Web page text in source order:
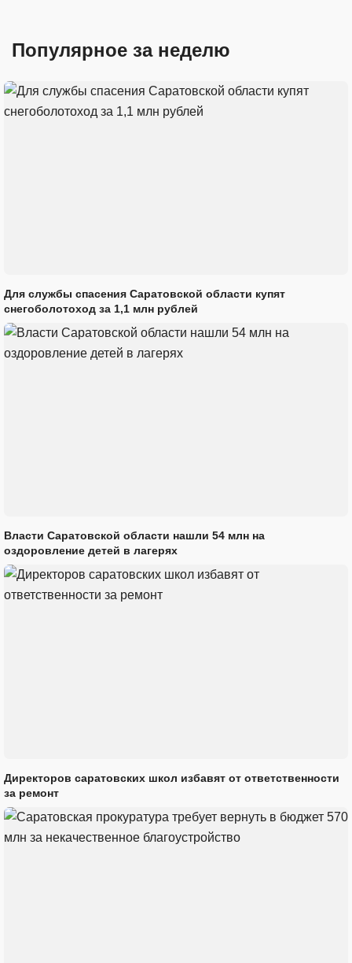
Популярное за неделю
Для службы спасения Саратовской области купят
снегоболотоход за 1,1 млн рублей
Власти Саратовской области нашли 54 млн на
оздоровление детей в лагерях
Директоров саратовских школ избавят от ответственности
за ремонт